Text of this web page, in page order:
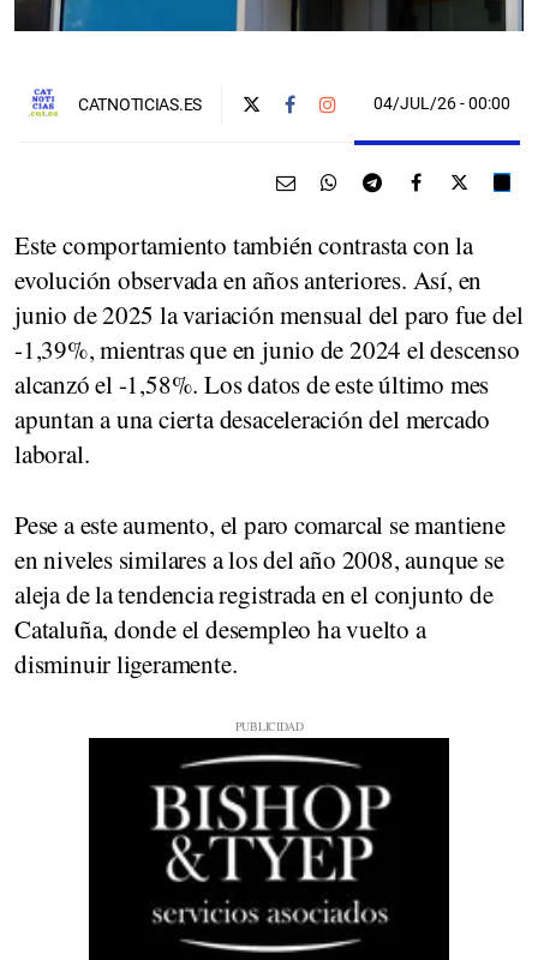
CATNOTICIAS.ES 04/JUL/26- 00:00
Este comportamiento también contrasta con la
evolución observada en años anteriores. Así, en
junio de 2025 la variación mensual del paro fue del
-1,39%, mientras que en junio de 2024 el descenso
alcanzó el -1,58%. Los datos de este último mes
apuntan a una cierta desaceleración del mercado
laboral.
Pese a este aumento, el paro comarcal se mantiene
en niveles similares a los del año 2008, aunque se
aleja de la tendencia registrada en el conjunto de
Cataluña, donde el desempleo ha vuelto a
disminuir ligeramente.